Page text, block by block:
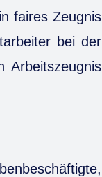
faires Zeugnis
bei der